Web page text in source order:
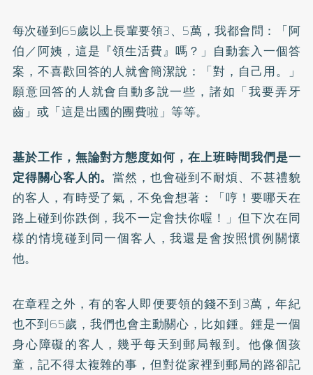
每次碰到65歲以上長輩要領3、5萬，我都會問：「阿
伯／阿姨，這是『領生活費』嗎？」自動套入一個答
案，不喜歡回答的人就會簡潔說：「對，自己用。」
願意回答的人就會自動多說一些，諸如「我要弄牙
齒」或「這是出國的團費啦」等等。
基於工作，無論對方態度如何，在上班時間我們是一
定得關心客人的。當然，也會碰到不耐煩、不甚禮貌
的客人，有時受了氣，不免會想著：「哼！要哪天在
路上碰到你跌倒，我不一定會扶你喔！」但下次在同
樣的情境碰到同一個客人，我還是會按照慣例關懷
他。
在章程之外，有的客人即便要領的錢不到3萬，年紀
也不到65歲，我們也會主動關心，比如鍾。鍾是一個
身心障礙的客人，幾乎每天到郵局報到。他像個孩
童，記不得太複雜的事，但對從家裡到郵局的路卻記